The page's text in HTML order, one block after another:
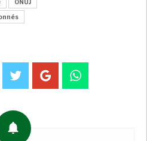
Mai 7, 2026
Ahmed rejette les ingérences
entre le pouvoir
Oct 31, 2022
ONUJ